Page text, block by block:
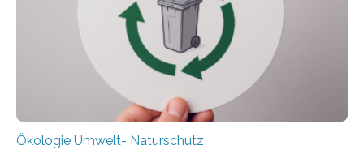
Forschungsprojekt an der Universität Oldenburg für
zwei weitere Jahre mit rund 1,2 Millionen Euro. „Wir
freuen uns sehr über…
Ökologie Umwelt- Naturschutz